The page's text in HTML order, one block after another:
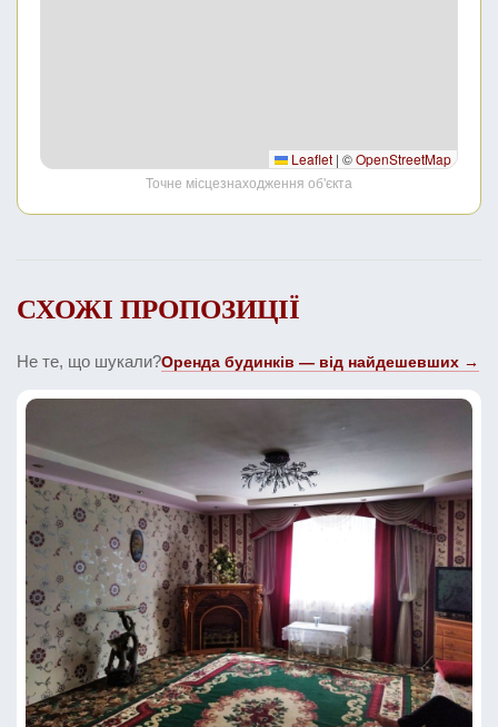
Leaflet | ©OpenStreetMap
Точне місцезнаходження об'єкта
СХОЖІ ПРОПОЗИЦІЇ
Не те, що шукали?Оренда будинків — від найдешевших →